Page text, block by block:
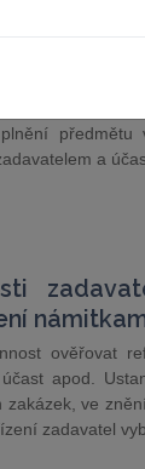
proběhlo
předmětu
a
ověřovat
apod.
zakázek, ve
zadavatel